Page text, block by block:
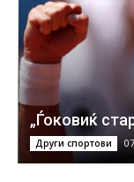
„Ѓоковиќ
Други спортови